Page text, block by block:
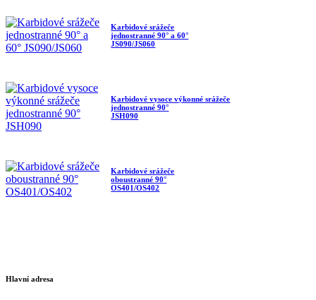
Karbidové srážeče
jednostranné 90° a 60°
JS090/JS060
Karbidové vysoce výkonné srážeče
jednostranné 90°
JSH090
Karbidové srážeče
oboustranné 90°
OS401/OS402
Hlavní adresa